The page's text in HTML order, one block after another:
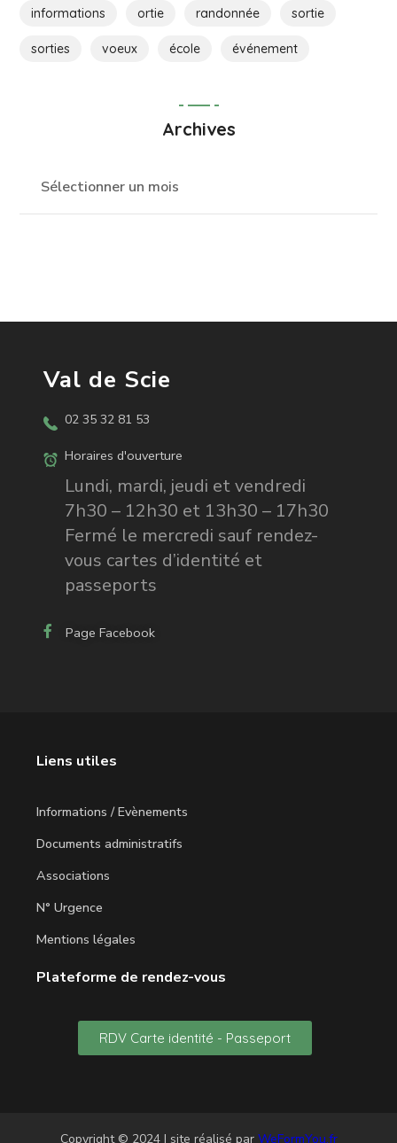
informations ortie randonnée sortie
sorties voeux école événement
Archives
Val de Scie
02 35 32 81 53
Horaires d'ouverture
Lundi, mardi, jeudi et vendredi
7h30 – 12h30 et 13h30 – 17h30
Fermé le mercredi sauf rendez-
vous cartes d’identité et
passeports
Page Facebook
Liens utiles
Informations / Evènements
Documents administratifs
Associations
N° Urgence
Mentions légales
Plateforme de rendez-vous
RDV Carte identité - Passeport
Copyright © 2024 | site réalisé par WeFormYou.fr